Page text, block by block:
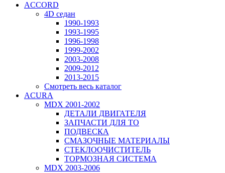
ACCORD
4D седан
1990-1993
1993-1995
1996-1998
1999-2002
2003-2008
2009-2012
2013-2015
Смотреть весь каталог
ACURA
MDX 2001-2002
ДЕТАЛИ ДВИГАТЕЛЯ
ЗАПЧАСТИ ДЛЯ ТО
ПОДВЕСКА
СМАЗОЧНЫЕ МАТЕРИАЛЫ
СТЕКЛООЧИСТИТЕЛЬ
ТОРМОЗНАЯ СИСТЕМА
MDX 2003-2006